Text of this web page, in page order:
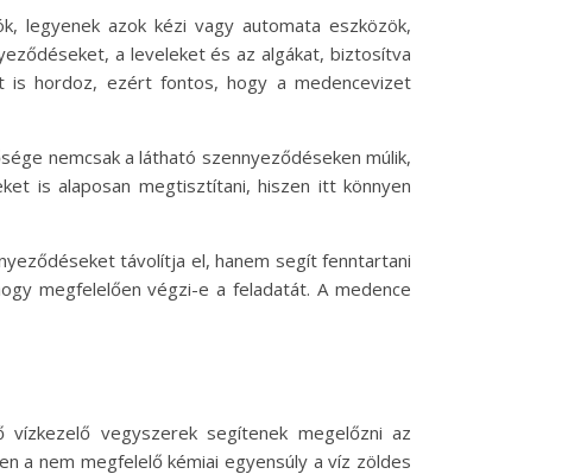
legyenek azok kézi vagy automata eszközök,
a leveleket és az algákat, biztosítva
is hordoz, ezért fontos, hogy a medencevizet
nemcsak a látható szennyeződéseken múlik,
is alaposan megtisztítani, hiszen itt könnyen
távolítja el, hanem segít fenntartani
megfelelően végzi-e a feladatát. A medence
vegyszerek segítenek megelőzni az
a nem megfelelő kémiai egyensúly a víz zöldes